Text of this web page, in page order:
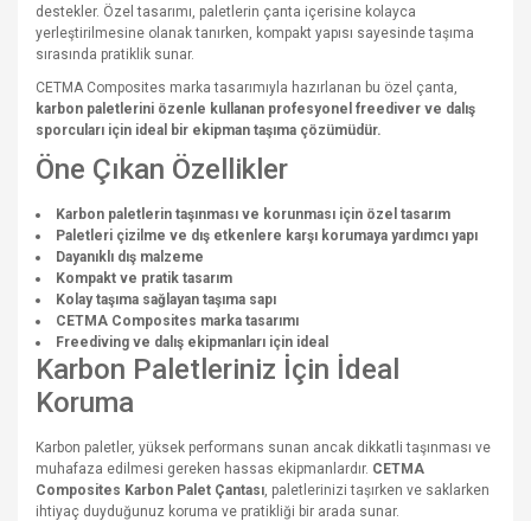
destekler. Özel tasarımı, paletlerin çanta içerisine kolayca
yerleştirilmesine olanak tanırken, kompakt yapısı sayesinde taşıma
sırasında pratiklik sunar.
CETMA Composites marka tasarımıyla hazırlanan bu özel çanta,
karbon paletlerini özenle kullanan profesyonel freediver ve dalış
sporcuları için ideal bir ekipman taşıma çözümüdür.
Öne Çıkan Özellikler
Karbon paletlerin taşınması ve korunması için özel tasarım
Paletleri çizilme ve dış etkenlere karşı korumaya yardımcı yapı
Dayanıklı dış malzeme
Kompakt ve pratik tasarım
Kolay taşıma sağlayan taşıma sapı
CETMA Composites marka tasarımı
Freediving ve dalış ekipmanları için ideal
Karbon Paletleriniz İçin İdeal
Koruma
Karbon paletler, yüksek performans sunan ancak dikkatli taşınması ve
muhafaza edilmesi gereken hassas ekipmanlardır. CETMA
Composites Karbon Palet Çantası, paletlerinizi taşırken ve saklarken
ihtiyaç duyduğunuz koruma ve pratikliği bir arada sunar.